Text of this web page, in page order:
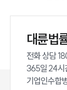
대륜법
전화 상담
365일 24시
기업인수합